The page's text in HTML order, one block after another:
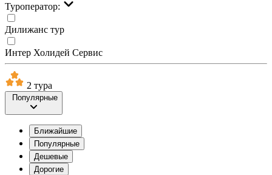
Туроператор:
Дилижанс тур
Интер Холидей Сервис
2 тура
Популярные
Ближайшие
Популярные
Дешевые
Дорогие